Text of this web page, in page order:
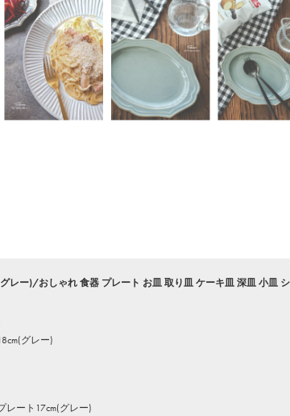
レー)/おしゃれ 食器 プレート お皿 取り皿 ケーキ皿 深皿 小皿
グレー)
ート17cm(グレー)